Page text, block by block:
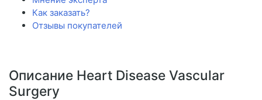
Как заказать?
Отзывы покупателей
Описание Heart Disease Vascular
Surgery